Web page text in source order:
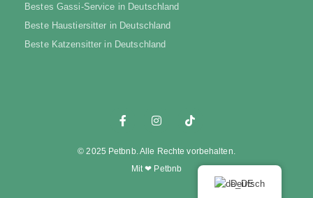
Bestes Gassi-Service in Deutschland
Beste Haustiersitter in Deutschland
Beste Katzensitter in Deutschland
© 2025 Petbnb. Alle Rechte vorbehalten.
Mit ❤ Petbnb
Deutsch